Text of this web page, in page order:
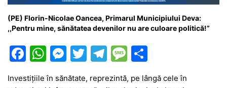
(PE) Florin-Nicolae Oancea, Primarul Municipiului Deva:
,,Pentru mine, sănătatea devenilor nu are culoare politică!”
F
W M T
T
M
Investițiile în sănătate, reprezintă, pe lângă cele în